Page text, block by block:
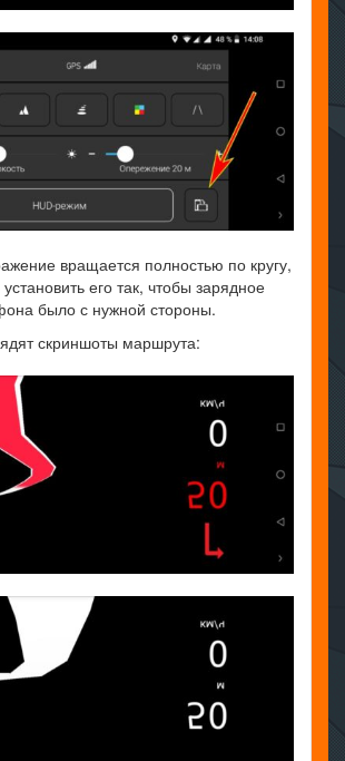
вращается полностью по кругу,
его так, чтобы зарядное
было с нужной стороны.
скриншоты маршрута: